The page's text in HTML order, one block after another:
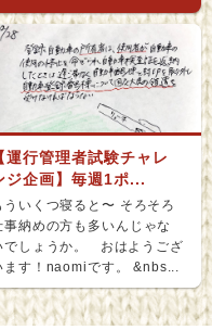
【運行管理者試験チャレ
ジ企画】毎週1ポ...
ういくつ寝ると〜 そろそろ
事納めの方も多いんじゃな
でしょうか。 おはようござ
ます！naomiです。 &nbs...